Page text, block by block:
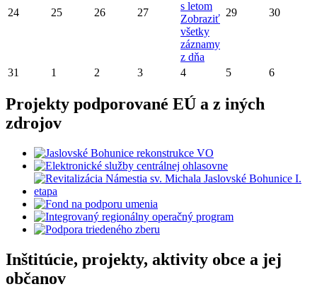
24 25 26 27
s letom
Zobraziť
všetky
záznamy
z dňa
29 30
31 1 2 3 4 5 6
Projekty podporované EÚ a z iných
zdrojov
Inštitúcie, projekty, aktivity obce a jej
občanov